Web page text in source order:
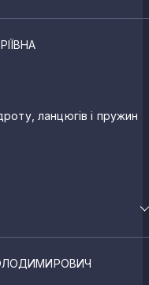
ланцюгів і пружин